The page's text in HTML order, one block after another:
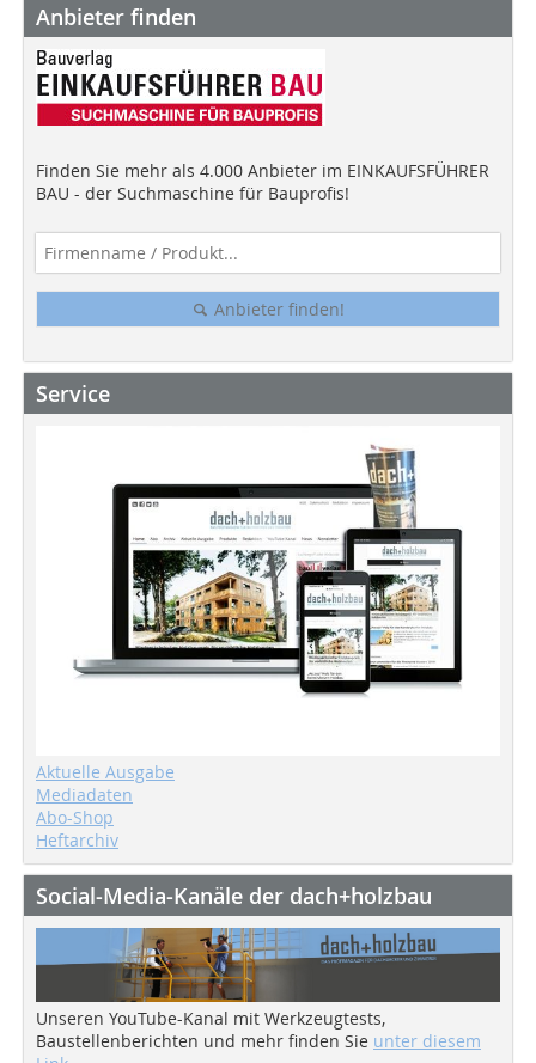
Anbieter finden
Finden Sie mehr als 4.000 Anbieter im EINKAUFSFÜHRER
BAU - der Suchmaschine für Bauprofis!
Anbieter finden!
Service
Aktuelle Ausgabe
Mediadaten
Abo-Shop
Heftarchiv
Social-Media-Kanäle der dach+holzbau
Unseren YouTube-Kanal mit Werkzeugtests,
Baustellenberichten und mehr finden Sie unter diesem